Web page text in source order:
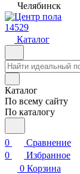
Челябинск
14529
Каталог
Каталог
По всему сайту
По каталогу
0
Сравнение
0
Избранное
0 Корзина